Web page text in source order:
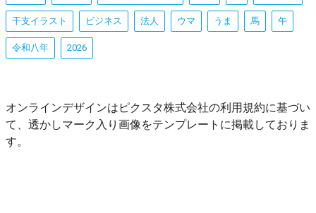
干支イラスト ビジネス 法人 ウマ うま 馬 午
令和八年 2026
オンラインデザインはピクスタ株式会社の利用規約に基づい
て、透かしマーク入り画像をテンプレートに掲載しておりま
す。